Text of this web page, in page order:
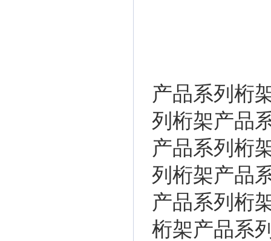
产品系列桁
列桁架产品
产品系列桁
列桁架产品
产品系列桁
桁架产品系